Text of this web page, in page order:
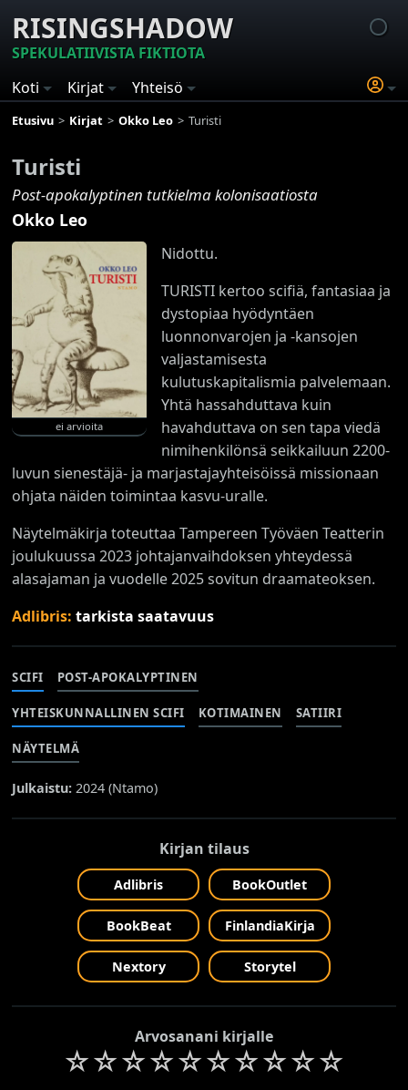
RISINGSHADOW
SPEKULATIIVISTA FIKTIOTA
Koti
Kirjat Yhteisö
Etusivu Kirjat Okko Leo Turisti
Turisti
Post-apokalyptinen tutkielma kolonisaatiosta
Okko Leo
ei arvioita
Nidottu.
TURISTI kertoo scifiä, fantasiaa ja
dystopiaa hyödyntäen
luonnonvarojen ja -kansojen
valjastamisesta
kulutuskapitalismia palvelemaan.
Yhtä hassahduttava kuin
havahduttava on sen tapa viedä
nimihenkilönsä seikkailuun 2200-
luvun sienestäjä- ja marjastajayhteisöissä missionaan
ohjata näiden toimintaa kasvu-uralle.
Näytelmäkirja toteuttaa Tampereen Työväen Teatterin
joulukuussa 2023 johtajanvaihdoksen yhteydessä
alasajaman ja vuodelle 2025 sovitun draamateoksen.
Adlibris:tarkista saatavuus
SCIFI POST-APOKALYPTINEN
YHTEISKUNNALLINEN SCIFI KOTIMAINEN SATIIRI
NÄYTELMÄ
Julkaistu: 2024 (Ntamo)
Kirjan tilaus
Adlibris BookOutlet
BookBeat FinlandiaKirja
Nextory Storytel
Arvosanani kirjalle
☆☆☆☆☆☆☆☆☆☆